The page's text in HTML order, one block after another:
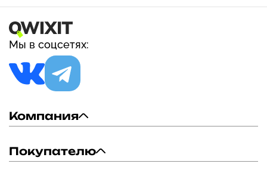
Мы в соцсетях:
Компания
Покупателю